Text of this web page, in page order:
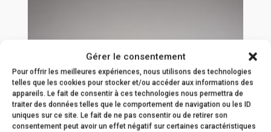
Gérer le consentement
Pour offrir les meilleures expériences, nous utilisons des technologies
telles que les cookies pour stocker et/ou accéder aux informations des
appareils. Le fait de consentir à ces technologies nous permettra de
traiter des données telles que le comportement de navigation ou les ID
uniques sur ce site. Le fait de ne pas consentir ou de retirer son
consentement peut avoir un effet négatif sur certaines caractéristiques